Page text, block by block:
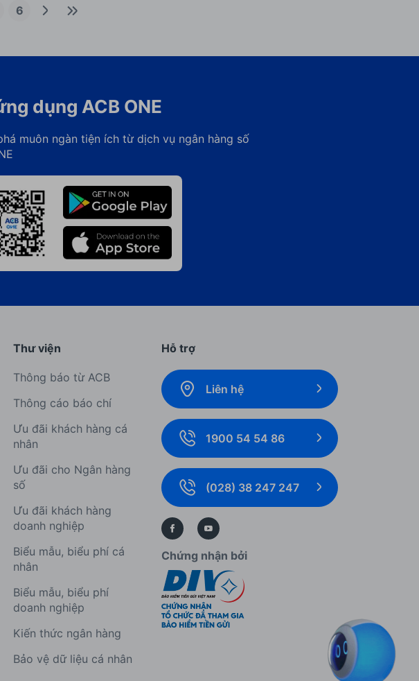
6
dụng ACB ONE
muôn ngàn tiện ích từ dịch vụ ngân hàng số
Thư viện
Thông báo từ ACB
Thông cáo báo chí
Ưu đãi khách hàng cá
nhân
Ưu đãi cho Ngân hàng
số
Ưu đãi khách hàng
doanh nghiệp
Biểu mẫu, biểu phí cá
nhân
Biểu mẫu, biểu phí
doanh nghiệp
Kiến thức ngân hàng
Bảo vệ dữ liệu cá nhân
Hỗ trợ
Liên hệ
1900 54 54 86
(028) 38 247 247
Chứng nhận bởi